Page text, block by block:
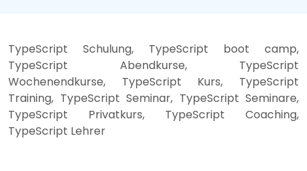
TypeScript Schulung, TypeScript boot camp,
TypeScript Abendkurse, TypeScript
Wochenendkurse, TypeScript Kurs, TypeScript
Training, TypeScript Seminar, TypeScript Seminare,
TypeScript Privatkurs, TypeScript Coaching,
TypeScript Lehrer